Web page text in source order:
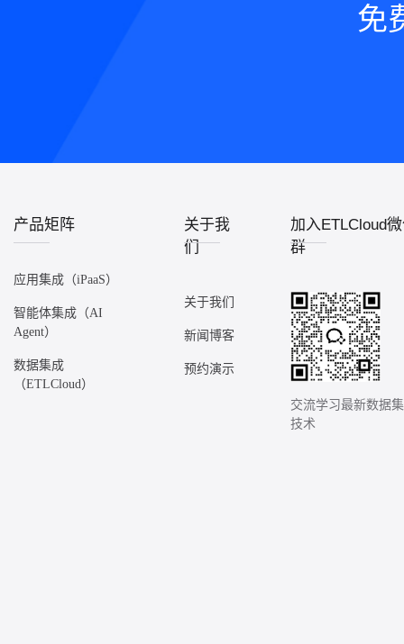
免
产品矩阵
应用集成（iPaaS）
智能体集成（AI
Agent）
数据集成
（ETLCloud）
关于我
们
关于我们
新闻博客
预约演示
加入ETLCloud
群
交流学习最新数据
技术